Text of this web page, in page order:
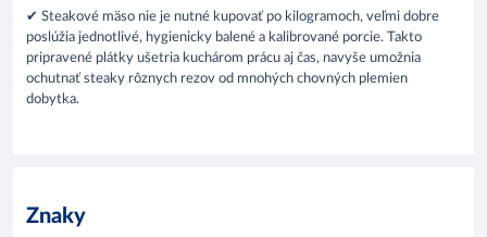
✔ Steakové mäso nie je nutné kupovať po kilogramoch, veľmi dobre
poslúžia jednotlivé, hygienicky balené a kalibrované porcie. Takto
pripravené plátky ušetria kuchárom prácu aj čas, navyše umožnia
ochutnať steaky rôznych rezov od mnohých chovných plemien
dobytka.
Znaky